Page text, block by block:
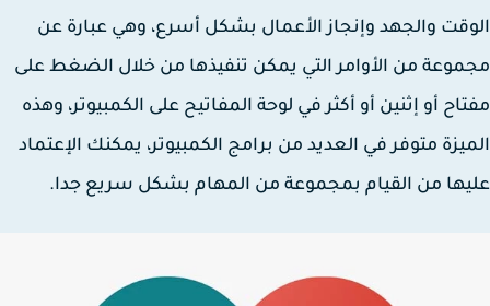
والجهد وإنجاز الأعمال بشكل أسرع، وهي عبارة عن
من الأوامر التي يمكن تنفيذها من خلال الضغط على
أو إثنين أو أكثر في لوحة المفاتيح على الكمبيوتر، وهذه
متوفر في العديد من برامج الكمبيوتر، يمكنك الإعتماد
من القيام بمجموعة من المهام بشكل سريع جدا.